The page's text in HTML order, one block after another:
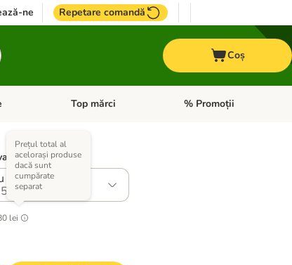
ne Repetare comandă
Coș
cu categorii: CaiDeschideți meniul cu categorii: + VET Diete
Top mărci Deschideți meniul cu
% Promoții
cartofi dulci bio
lei
Prețul total al
acelorași produse
dacă sunt
cumpărate
separat